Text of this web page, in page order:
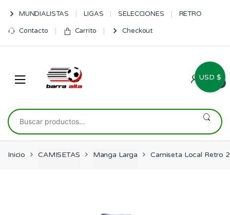
navigation
content
MUNDIALISTAS LIGAS SELECCIONES RETRO
Contacto Carrito Checkout
0
Buscar
por:
Inicio CAMISETAS Manga Larga Camiseta Local Retro
USD $